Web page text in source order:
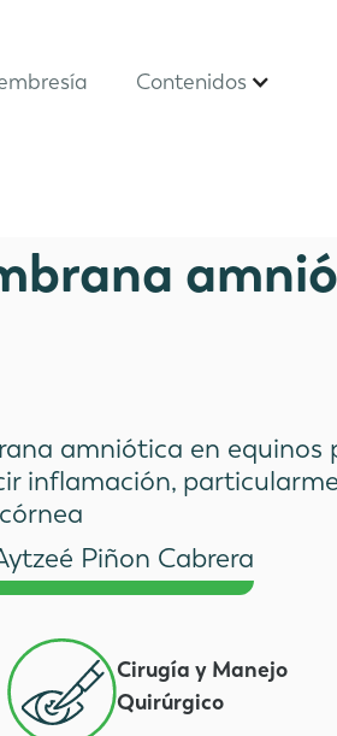
Contenidos
amniótica en equinos
inflamación,
Piñon Cabrera
Cirugía y Manejo
Quirúrgico